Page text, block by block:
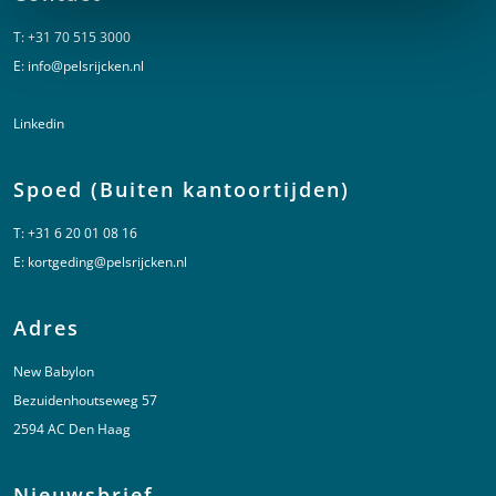
T:+31 70 515 3000
E: info@pelsrijcken.nl
Linkedin
Spoed (Buiten kantoortijden)
T:+31 6 20 01 08 16
E: kortgeding@pelsrijcken.nl
Adres
New Babylon
Bezuidenhoutseweg 57
2594 AC Den Haag